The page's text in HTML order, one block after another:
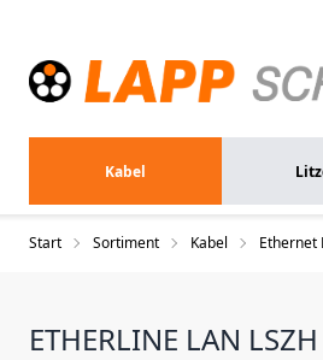
Kabel
Start Sortiment Kabel Ethernet
ETHERLINE LAN